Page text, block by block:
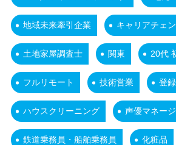
地域未来牽引企業 キャリアチェ
土地家屋調査士 関東 20代
フルリモート 技術営業 登
ハウスクリーニング 声優マネー
鉄道乗務員・船舶乗務員 化粧品